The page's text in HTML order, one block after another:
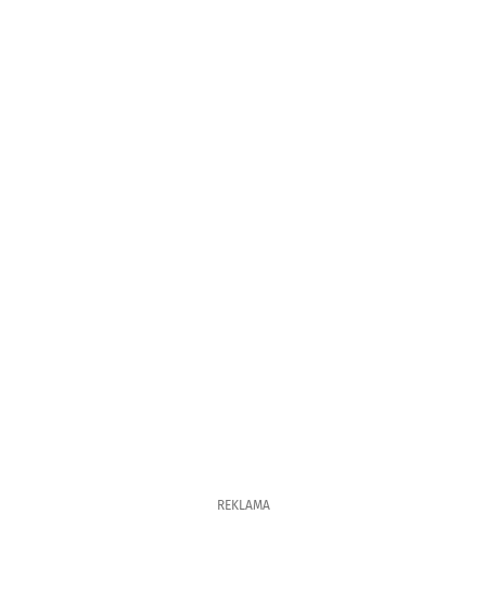
REKLAMA